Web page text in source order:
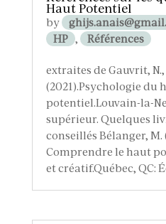
Haut Potentiel
by
HP , Références
extraites de Gauvrit, N.,
(2021).Psychologie du
potentiel.Louvain-la-
supérieur. Quelques
conseillés Bélanger, M.
Comprendre le haut
et créatif.Québec, QC: